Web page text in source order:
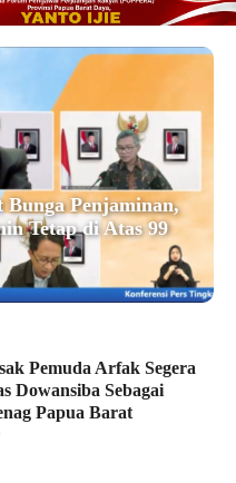
Penjaminan,
Tetap di Atas 99
Pemuda Arfak Segera
Dowansiba Sebagai
Papua Barat